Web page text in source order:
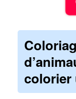
colorier